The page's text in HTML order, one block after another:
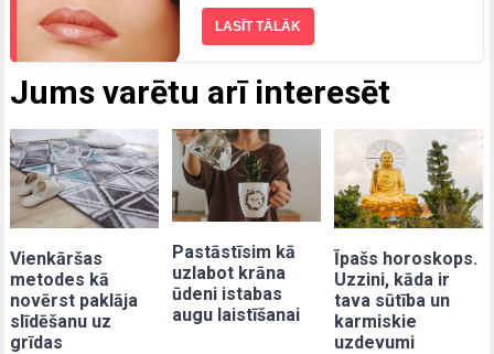
Jums varētu arī interesēt
Vienkāršas
metodes kā
novērst paklāja
slīdēšanu uz
grīdas
Pastāstīsim kā
uzlabot krāna
ūdeni istabas
augu laistīšanai
Īpašs horoskops.
Uzzini, kāda ir
tava sūtība un
karmiskie
uzdevumi
LASĪT TĀLĀK